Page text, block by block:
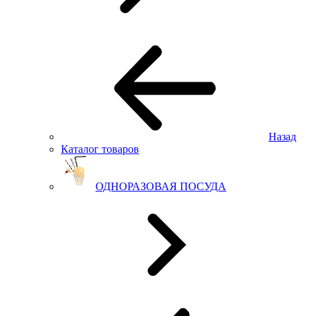
Назад
Каталог товаров
ОДНОРАЗОВАЯ ПОСУДА